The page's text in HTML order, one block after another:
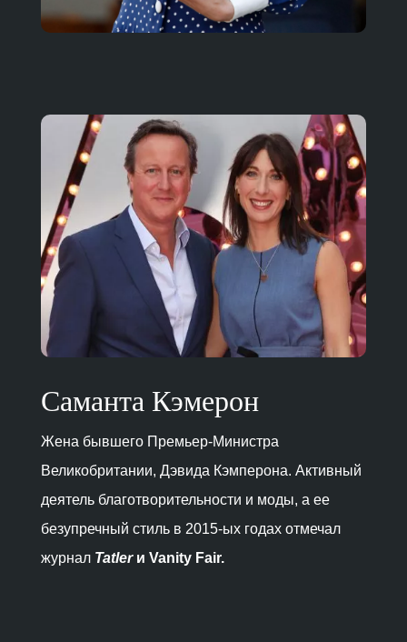
Саманта Кэмерон
Жена бывшего Премьер-Министра
Великобритании, Дэвида Кэмперона. Активный
деятель благотворительности и моды, а ее
безупречный стиль в 2015-ых годах отмечал
журнал Tatlerи Vanity Fair.